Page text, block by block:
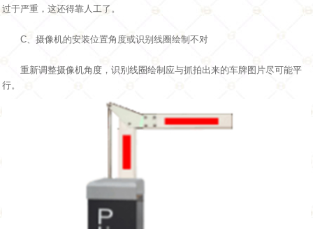
过于严重，这还得靠人工了。
C、摄像机的安装位置角度或识别线圈绘制不对
重新调整摄像机角度，识别线圈绘制应与抓拍出来的车牌图片尽可能平
行。